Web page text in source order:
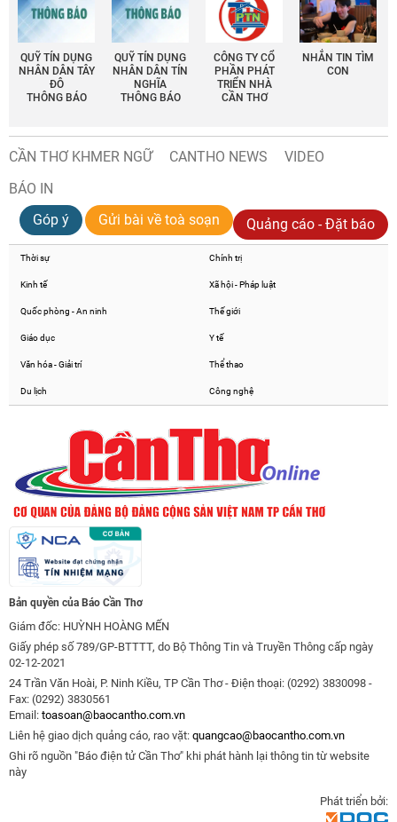
QUỸ TÍN DỤNG
NHÂN DÂN TÂY
ĐÔ
THÔNG BÁO
QUỸ TÍN DỤNG
NHÂN DÂN TÍN
NGHĨA
THÔNG BÁO
CÔNG TY CỔ
PHẦN PHÁT
TRIỂN NHÀ
CẦN THƠ
NHẮN TIN TÌM
CON
CẦN THƠ KHMER NGỮ CANTHO NEWS
VIDEO
BÁO IN
Góp ý
Gửi bài về toà soạn Quảng cáo - Đặt báo
Thời sự Chính trị
Kinh tế Xã hội - Pháp luật
Quốc phòng - An ninh Thế giới
Giáo dục Y tế
Văn hóa - Giải trí Thể thao
Du lịch Công nghệ
Bản quyền của Báo Cần Thơ
Giám đốc: HUỲNH HOÀNG MẾN
Giấy phép số 789/GP-BTTTT, do Bộ Thông Tin và Truyền Thông cấp ngày
02-12-2021
24 Trần Văn Hoài, P. Ninh Kiều, TP Cần Thơ - Điện thoại: (0292) 3830098 -
Fax: (0292) 3830561
Email: toasoan@baocantho.com.vn
Liên hệ giao dịch quảng cáo, rao vặt: quangcao@baocantho.com.vn
Ghi rõ nguồn "Báo điện tử Cần Thơ" khi phát hành lại thông tin từ website
này
Phát triển bởi: